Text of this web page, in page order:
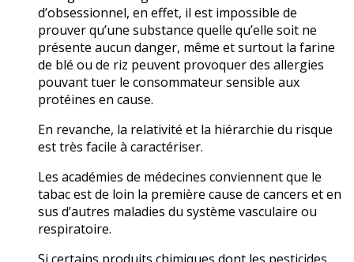
d’obsessionnel, en effet, il est impossible de
prouver qu’une substance quelle qu’elle soit ne
présente aucun danger, même et surtout la farine
de blé ou de riz peuvent provoquer des allergies
pouvant tuer le consommateur sensible aux
protéines en cause.
En revanche, la relativité et la hiérarchie du risque
est très facile à caractériser.
Les académies de médecines conviennent que le
tabac est de loin la première cause de cancers et en
sus d’autres maladies du système vasculaire ou
respiratoire.